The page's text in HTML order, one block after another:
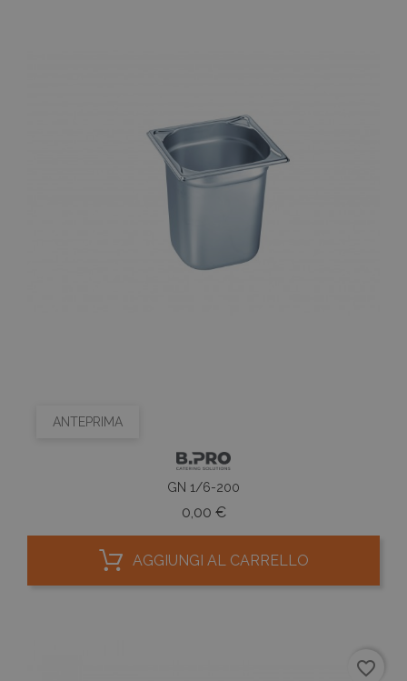
ANTEPRIMA
GN 1/6-200
0,00 €Prezzo
AGGIUNGI AL CARRELLO
favorite_border